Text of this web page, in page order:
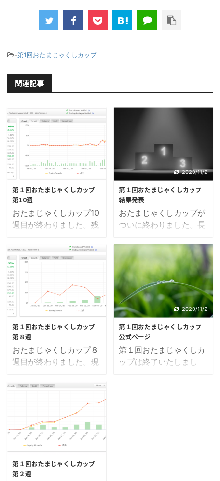
-第1回おたまじゃくしカップ
関連記事
2020/3/21
第１回おたまじゃくしカップ
第10週
おたまじゃくしカップ10
週目が終わりました。残
すところあと２週間。ま
だまだあると思っていま
したが、あっという間に
来てしまいましたね。現
在プラスの方は16名と先
週から６名減り。リタイ
アの方も４名程増え28名
程でしょうか。リタイア
だけど記載されていない
のにリタイアになってる
方がいましたら、ご連絡
さて今週どうなりました
か。では、さっそく見て
いきましょう！ トップ３
（3月21日現在） 現時点
でのトップ３です。違っ
てたらすみません。連絡
いただければ修正いたし
ます。 トッ ...
2020/11/2
第１回おたまじゃくしカップ
結果発表
おたまじゃくしカップが
ついに終わりました。長
かったようで短かった３
ヶ月。はたして誰がナン
バーワンに輝いたのでし
ょう！さっそく見ていき
ましょう！！ 大会最終ラ
ンキング（４月４日現
在） ランキング モコ
¥245,208 金ツッパ侍
¥190,986 CSD Lab
¥170,333 Tomo
¥169,612 チンギスハ
ン ¥149,550 KEI
2020/3/8
第１回おたまじゃくしカップ
第８週
おたまじゃくしカップ８
週目が終わりました。現
在プラスの方は22名と先
週と同じでした。リタイ
わらず。しかし、今週も
かなり荒れた週でした。
今週で大きく順位を下げ
た方、逆に大きく順位を
しゃいました。では、さ
2020/11/2
第１回おたまじゃくしカップ
公式ページ
第１回おたまじゃくしカ
ップは終了いたしまし
た。 目次1 賞品提供2 賞
第１回おたまじゃくしカップ
第２週